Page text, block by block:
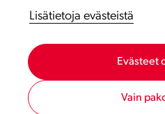
Lisätietoja evästeistä
Evästeet
Vain